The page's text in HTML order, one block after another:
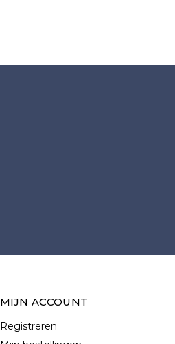
MIJN ACCOUNT
Registreren